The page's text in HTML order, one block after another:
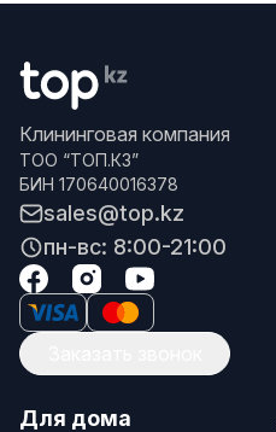
Клининговая компания
ТОО “ТОП.КЗ”
БИН 170640016378
sales@top.kz
пн-вс: 8:00-21:00
Для дома